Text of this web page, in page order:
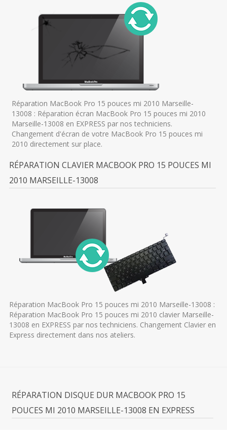
Réparation MacBook Pro 15 pouces mi 2010 Marseille-
13008 : Réparation écran MacBook Pro 15 pouces mi 2010
Marseille-13008 en EXPRESS par nos techniciens.
Changement d'écran de votre MacBook Pro 15 pouces mi
2010 directement sur place.
RÉPARATION CLAVIER MACBOOK PRO 15 POUCES MI
2010 MARSEILLE-13008
Réparation MacBook Pro 15 pouces mi 2010 Marseille-13008 :
Réparation MacBook Pro 15 pouces mi 2010 clavier Marseille-
13008 en EXPRESS par nos techniciens. Changement Clavier en
Express directement dans nos ateliers.
RÉPARATION DISQUE DUR MACBOOK PRO 15
POUCES MI 2010 MARSEILLE-13008 EN EXPRESS